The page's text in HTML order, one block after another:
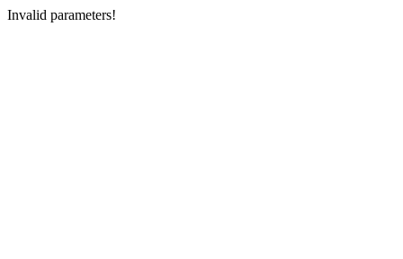
Invalid parameters!